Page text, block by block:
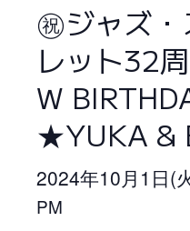
㊗ジャズ
レット32
W
★YUKA &
2024年10月1日(
PM